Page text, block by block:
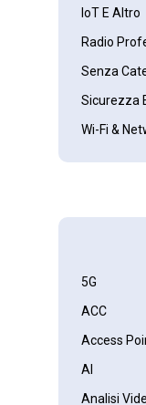
IoT E Altro
Radio
Senza
Sicurezza
Wi-Fi &
5G
ACC
Access
AI
Analisi